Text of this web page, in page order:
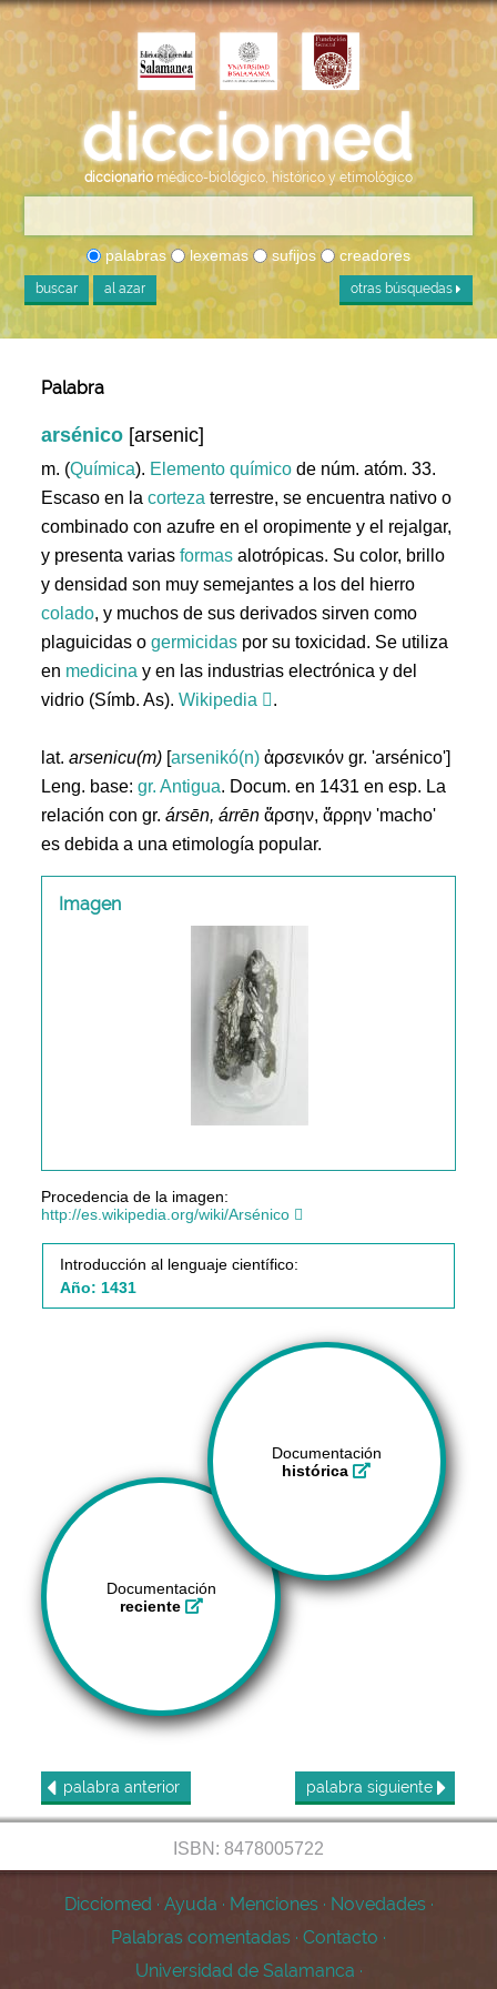
diccionario médico-biológico, histórico y etimológico
palabras lexemas sufijos creadores
buscar al azar otras búsquedas
Palabra
arsénico [arsenic]
m. (Química). Elemento químico de núm. atóm. 33.
Escaso en lacorteza terrestre, se encuentra nativo o
combinado con azufre en el oropimente y el rejalgar,
y presenta variasformas alotrópicas. Su color, brillo
y densidad son muy semejantes a los del hierro
colado, y muchos de sus derivados sirven como
plaguicidas ogermicidas por su toxicidad. Se utiliza
en medicina y en las industrias electrónica y del
vidrio (Símb. As).Wikipedia .
lat.arsenicu(m) [arsenikó(n) ἀρσενικόν gr. 'arsénico']
Leng. base:gr. Antigua. Docum. en 1431 en esp. La
relación con gr.ársēn, árrēn ἄρσην, ἄρρην 'macho'
es debida a una etimología popular.
Imagen
Procedencia de la imagen:
http://es.wikipedia.org/wiki/Arsénico
Introducción al lenguaje científico:
Año: 1431
Documentación
histórica
Documentación
reciente
palabra anterior palabra siguiente
ISBN: 8478005722
Dicciomed · Ayuda · Menciones · Novedades ·
Palabras comentadas · Contacto ·
Universidad de Salamanca ·